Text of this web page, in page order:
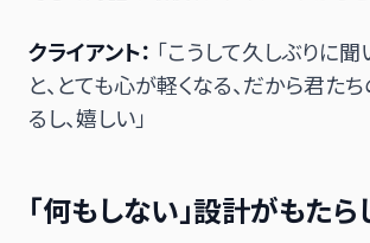
クライアント： 「こうして久しぶりに聞
と、とても心が軽くなる、だから君た
るし、嬉しい」
「何もしない」設計がもた